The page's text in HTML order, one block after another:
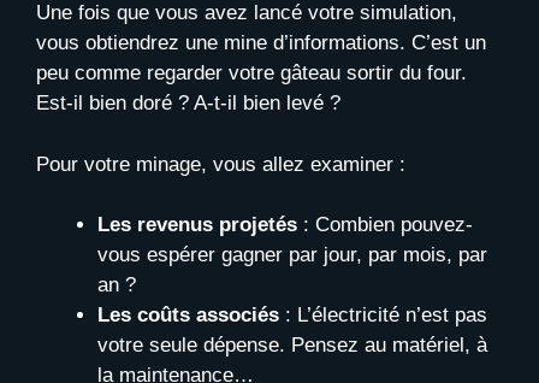
Une fois que vous avez lancé votre simulation,
vous obtiendrez une mine d’informations. C’est un
peu comme regarder votre gâteau sortir du four.
Est-il bien doré ? A-t-il bien levé ?
Pour votre minage, vous allez examiner :
Les revenus projetés : Combien pouvez-
vous espérer gagner par jour, par mois, par
an ?
Les coûts associés : L’électricité n’est pas
votre seule dépense. Pensez au matériel, à
la maintenance…